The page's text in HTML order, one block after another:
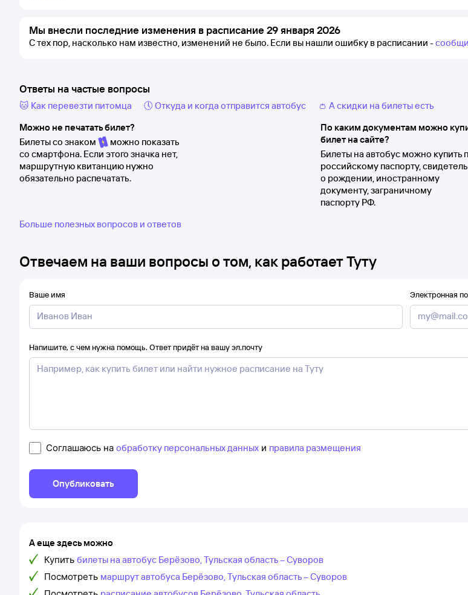
Мы внесли последние изменения в расписание 29 января 2026
С тех пор, насколько нам известно, изменений не было. Если вы нашли ошибку в расписании -
Ответы на частые вопросы
🐱 Как перевезти питомца 🕔 Откуда и когда отправится автобус
👛 А скидки на билеты есть
Можно не печатать билет?
Билеты со знаком
можно показать
со смартфона. Если этого значка нет,
маршрутную квитанцию нужно
обязательно распечатать.
По каким документам можно
билет на сайте?
Билеты на автобус можно купить
российскому паспорту,
о рождении, иностранному
документу, заграничному
паспорту РФ.
Больше полезных вопросов и ответов
Отвечаем на ваши вопросы о том, как работает Туту
Ваше имя Электронная
Напишите, с чем нужна помощь. Ответ придёт на вашу эл.почту
Соглашаюсь на обработку персональных данных и правила размещения
Опубликовать
А еще здесь можно
Купить билеты на автобус Берёзово, Тульская область – Суворов
Посмотреть маршрут автобуса Берёзово, Тульская область – Суворов